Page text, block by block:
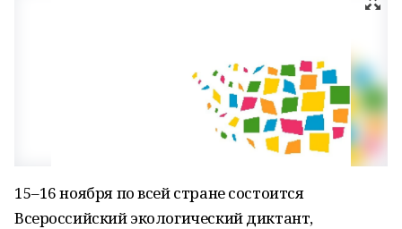
15–16 ноября по всей стране состоится
Всероссийский экологический диктант,